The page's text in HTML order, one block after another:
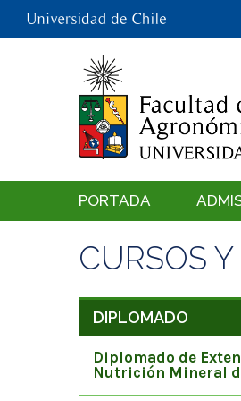
PORTADA
CURSOS
DIPLOMADO
Diplomado de
Nutrición Mineral